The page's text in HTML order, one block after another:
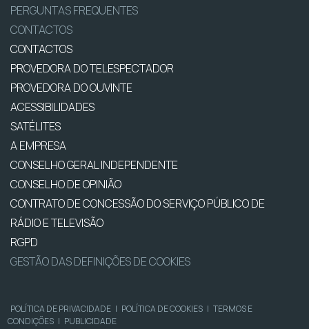
PERGUNTAS FREQUENTES
CONTACTOS
CONTACTOS
PROVEDORA DO TELESPECTADOR
PROVEDORA DO OUVINTE
ACESSIBILIDADES
SATÉLITES
A EMPRESA
CONSELHO GERAL INDEPENDENTE
CONSELHO DE OPINIÃO
CONTRATO DE CONCESSÃO DO SERVIÇO PÚBLICO DE
RÁDIO E TELEVISÃO
RGPD
GESTÃO DAS DEFINIÇÕES DE COOKIES
POLÍTICA DE PRIVACIDADE | POLÍTICA DE COOKIES | TERMOS E
CONDIÇÕES | PUBLICIDADE